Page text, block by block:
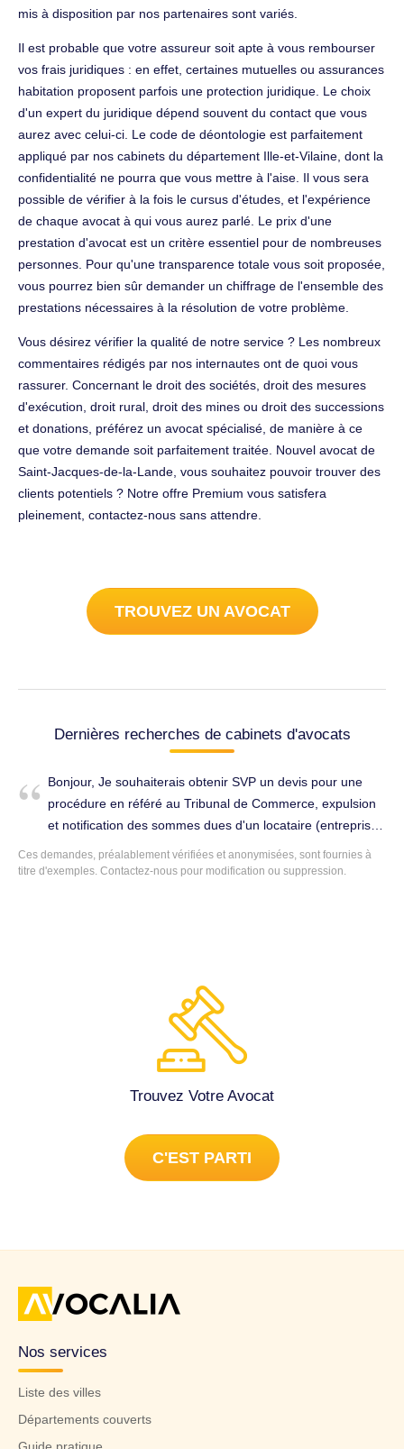
mis à disposition par nos partenaires sont variés.
Il est probable que votre assureur soit apte à vous rembourser
vos frais juridiques : en effet, certaines mutuelles ou assurances
habitation proposent parfois une protection juridique. Le choix
d'un expert du juridique dépend souvent du contact que vous
aurez avec celui-ci. Le code de déontologie est parfaitement
appliqué par nos cabinets du département Ille-et-Vilaine, dont la
confidentialité ne pourra que vous mettre à l'aise. Il vous sera
possible de vérifier à la fois le cursus d'études, et l'expérience
de chaque avocat à qui vous aurez parlé. Le prix d'une
prestation d'avocat est un critère essentiel pour de nombreuses
personnes. Pour qu'une transparence totale vous soit proposée,
vous pourrez bien sûr demander un chiffrage de l'ensemble des
prestations nécessaires à la résolution de votre problème.
Vous désirez vérifier la qualité de notre service ? Les nombreux
commentaires rédigés par nos internautes ont de quoi vous
rassurer. Concernant le droit des sociétés, droit des mesures
d'exécution, droit rural, droit des mines ou droit des successions
et donations, préférez un avocat spécialisé, de manière à ce
que votre demande soit parfaitement traitée. Nouvel avocat de
Saint-Jacques-de-la-Lande, vous souhaitez pouvoir trouver des
clients potentiels ? Notre offre Premium vous satisfera
pleinement, contactez-nous sans attendre.
TROUVEZ UN AVOCAT
Dernières recherches de cabinets d'avocats
Bonjour, Je souhaiterais obtenir SVP un devis pour une
procédure en référé au Tribunal de Commerce, expulsion
et notification des sommes dues d'un locataire (entreprise
individuelle). Un commandement de payer les loyers visant
la clause résolutoire a été notifié par voie d'huissier le
Ces demandes, préalablement vérifiées et anonymisées, sont fournies à
titre d'exemples. Contactez-nous pour modification ou suppression.
Trouvez Votre Avocat
C'EST PARTI
Nos services
Liste des villes
Départements couverts